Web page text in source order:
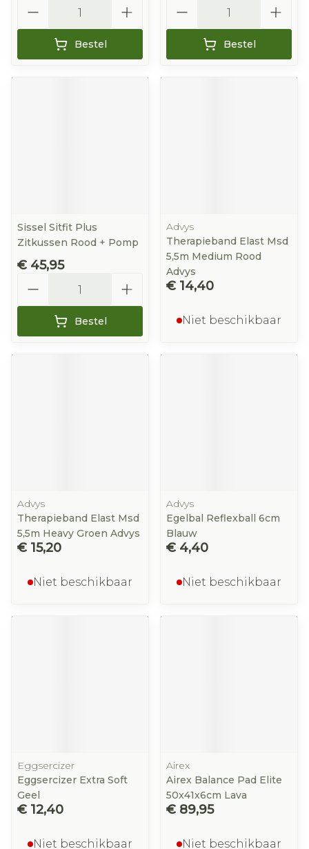
Bestel Bestel
Sissel Sitfit Plus
Zitkussen Rood + Pomp
€ 45,95
Bestel
Advys
Therapieband Elast Msd
5,5m Medium Rood
Advys
€ 14,40
Niet beschikbaar
Advys
Therapieband Elast Msd
5,5m Heavy Groen Advys
€ 15,20
Niet beschikbaar
Advys
Egelbal Reflexball 6cm
Blauw
€ 4,40
Niet beschikbaar
Eggsercizer
Eggsercizer Extra Soft
Geel
€ 12,40
Niet beschikbaar
Airex
Airex Balance Pad Elite
50x41x6cm Lava
€ 89,95
Niet beschikbaar